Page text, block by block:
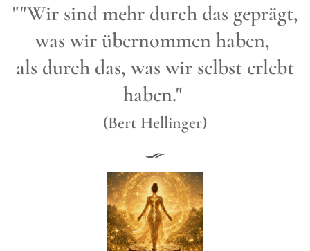
""Wir sind mehr durch das geprägt,
was wir übernommen haben,
als durch das, was wir selbst erlebt
haben."
(Bert Hellinger)